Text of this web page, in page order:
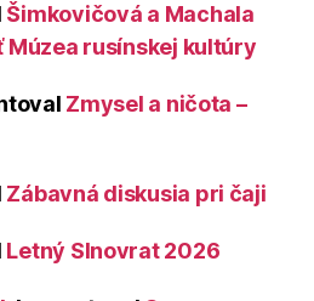
Šimkovičová a Machala
rusínskej kultúry
Zmysel a ničota –
Zábavná diskusia pri čaji
Letný Slnovrat 2026